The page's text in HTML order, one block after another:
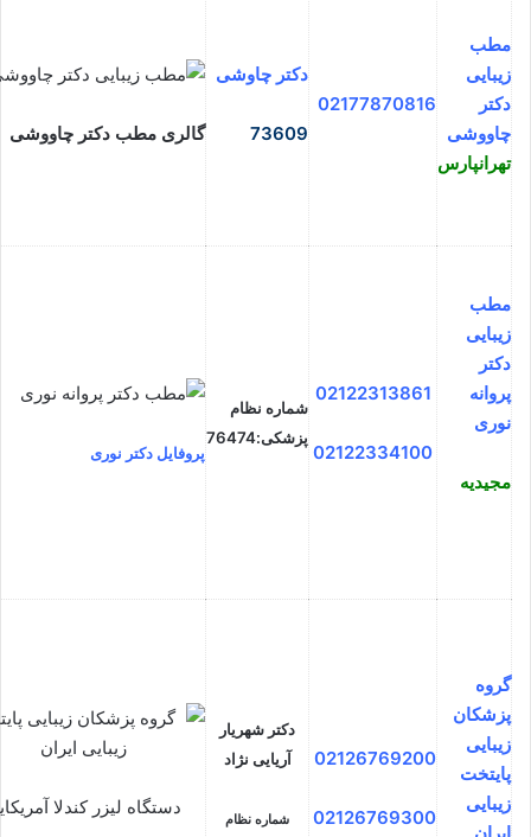
مطب
زیبایی
دکتر
چاووشی
تهرانپارس
02177870816
دکتر چاوشی
73609 گالری مطب دکتر چاووشی
مطب
زیبایی
دکتر
پروانه
نوری
مجیدیه
02122313861
02122334100
شماره نظام
پزشکی:76474
پروفایل دکتر نوری
گروه
پزشکان
زیبایی
پایتخت
زیبایی
02126769200
02126769300
دکتر شهریار
آریایی نژاد
شماره نظام
دستگاه لیزر کندلا